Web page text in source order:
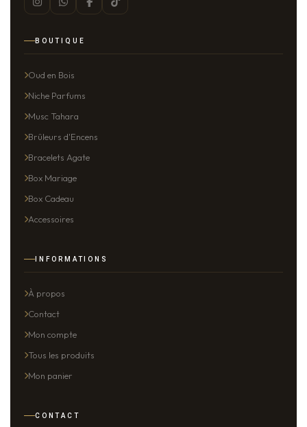
BOUTIQUE
Oud en Bois
Niche Parfums
Musc Tahara
Brûleurs d'Encens
Bracelets Agate
Box Mariage
Box Cadeau
Accessoires
INFORMATIONS
À propos
Contact
Mon compte
Tous les produits
Mon panier
CONTACT